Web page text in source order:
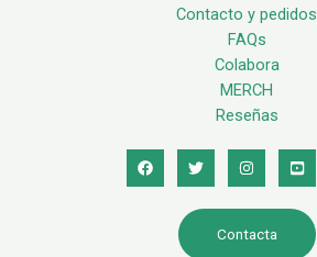
Contacto y pedidos
FAQs
Colabora
MERCH
Reseñas
Contacta